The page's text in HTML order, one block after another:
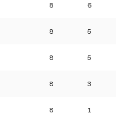
8 6
8 5
8 5
8 3
8 1